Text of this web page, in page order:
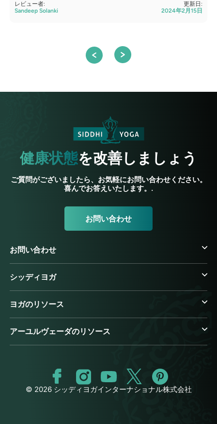
レビュー者:
Sandeep Solanki
更新日:
2024年2月15日
健康状態を改善しましょう
ご質問がございましたら、お気軽にお問い合わせください。
喜んでお答えいたします。.
お問い合わせ
お問い合わせ
シッディヨガ
ヨガのリソース
アーユルヴェーダのリソース
© 2026 シッディヨガインターナショナル株式会社